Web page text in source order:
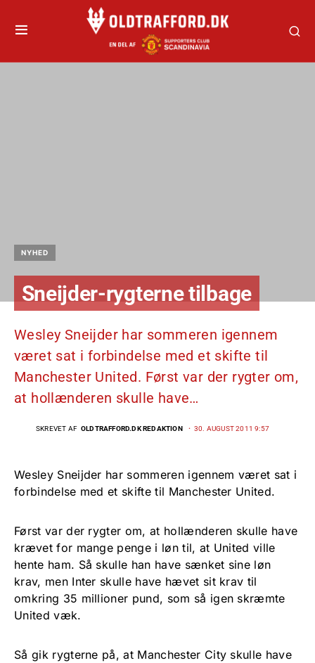
NYHED
Sneijder-rygterne tilbage
Wesley Sneijder har sommeren igennem
været sat i forbindelse med et skifte til
Manchester United. Først var der rygter om,
at hollænderen skulle have…
SKREVET AF OLDTRAFFORD.DK REDAKTION 30. AUGUST 2011 9:57
Wesley Sneijder har sommeren igennem været sat i
forbindelse med et skifte til Manchester United.
Først var der rygter om, at hollænderen skulle have
krævet for mange penge i løn til, at United ville
hente ham. Så skulle han have sænket sine løn
krav, men Inter skulle have hævet sit krav til
omkring 35 millioner pund, som så igen skræmte
United væk.
Så gik rygterne på, at Manchester City skulle have